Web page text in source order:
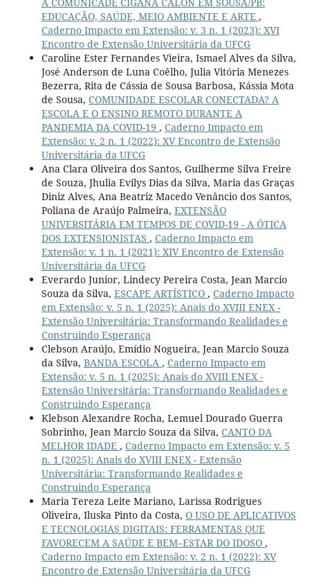
EDUCAÇÃO, SAÚDE, MEIO AMBIENTE E ARTE ,
Caderno Impacto em Extensão: v. 3 n. 1 (2023): XVI
Encontro de Extensão Universitária da UFCG
Caroline Ester Fernandes Vieira, Ismael Alves da Silva,
José Anderson de Luna Coêlho, Julia Vitória Menezes
Bezerra, Rita de Cássia de Sousa Barbosa, Kássia Mota
de Sousa, COMUNIDADE ESCOLAR CONECTADA? A
ESCOLA E O ENSINO REMOTO DURANTE A
PANDEMIA DA COVID-19 , Caderno Impacto em
Extensão: v. 2 n. 1 (2022): XV Encontro de Extensão
Universitária da UFCG
Ana Clara Oliveira dos Santos, Guilherme Silva Freire
de Souza, Jhulia Evilys Dias da Silva, Maria das Graças
Diniz Alves, Ana Beatriz Macedo Venâncio dos Santos,
Poliana de Araújo Palmeira, EXTENSÃO
UNIVERSITÁRIA EM TEMPOS DE COVID-19 - A ÓTICA
DOS EXTENSIONISTAS , Caderno Impacto em
Extensão: v. 1 n. 1 (2021): XIV Encontro de Extensão
Universitária da UFCG
Everardo Junior, Lindecy Pereira Costa, Jean Marcio
Souza da Silva, ESCAPE ARTÍSTICO , Caderno Impacto
em Extensão: v. 5 n. 1 (2025): Anais do XVIII ENEX -
Extensão Universitária: Transformando Realidades e
Construindo Esperança
Clebson Araújo, Emídio Nogueira, Jean Marcio Souza
da Silva, BANDA ESCOLA , Caderno Impacto em
Extensão: v. 5 n. 1 (2025): Anais do XVIII ENEX -
Extensão Universitária: Transformando Realidades e
Construindo Esperança
Klebson Alexandre Rocha, Lemuel Dourado Guerra
Sobrinho, Jean Marcio Souza da Silva, CANTO DA
MELHOR IDADE , Caderno Impacto em Extensão: v. 5
n. 1 (2025): Anais do XVIII ENEX - Extensão
Universitária: Transformando Realidades e
Construindo Esperança
Maria Tereza Leite Mariano, Larissa Rodrigues
Oliveira, Iluska Pinto da Costa, O USO DE APLICATIVOS
E TECNOLOGIAS DIGITAIS: FERRAMENTAS QUE
FAVORECEM A SAÚDE E BEM–ESTAR DO IDOSO ,
Caderno Impacto em Extensão: v. 2 n. 1 (2022): XV
Encontro de Extensão Universitária da UFCG